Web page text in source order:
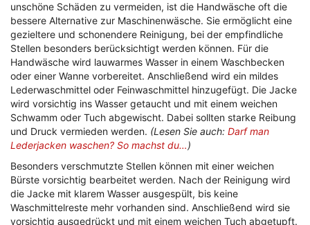
unschöne Schäden zu vermeiden, ist die Handwäsche oft die
bessere Alternative zur Maschinenwäsche. Sie ermöglicht eine
gezieltere und schonendere Reinigung, bei der empfindliche
Stellen besonders berücksichtigt werden können. Für die
Handwäsche wird lauwarmes Wasser in einem Waschbecken
oder einer Wanne vorbereitet. Anschließend wird ein mildes
Lederwaschmittel oder Feinwaschmittel hinzugefügt. Die Jacke
wird vorsichtig ins Wasser getaucht und mit einem weichen
Schwamm oder Tuch abgewischt. Dabei sollten starke Reibung
und Druck vermieden werden. (Lesen Sie auch: Darf man
Lederjacken waschen? So machst du…)
Besonders verschmutzte Stellen können mit einer weichen
Bürste vorsichtig bearbeitet werden. Nach der Reinigung wird
die Jacke mit klarem Wasser ausgespült, bis keine
Waschmittelreste mehr vorhanden sind. Anschließend wird sie
vorsichtig ausgedrückt und mit einem weichen Tuch abgetupft.